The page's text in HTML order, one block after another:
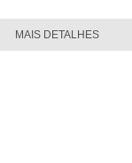
MAIS DETALHES